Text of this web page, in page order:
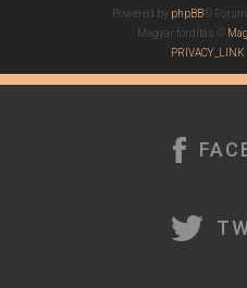
Powered by phpBB® Forum
Magyar fordítás ©
PRIVACY_LINK